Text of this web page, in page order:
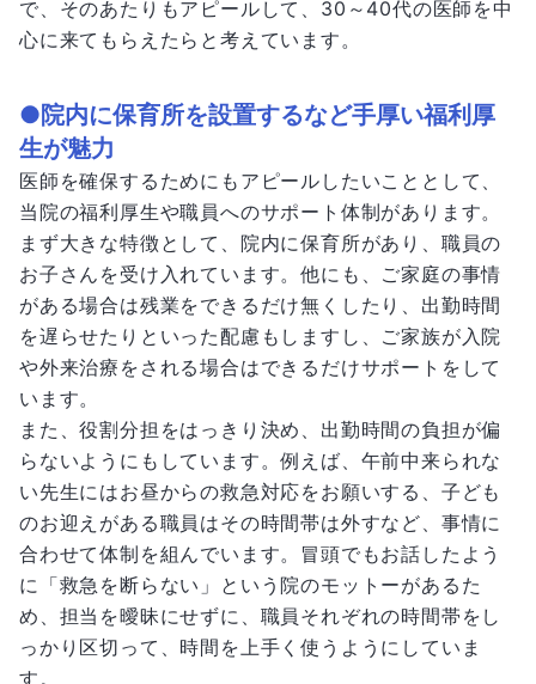
で、そのあたりもアピールして、30～40代の医師を中
心に来てもらえたらと考えています。
●院内に保育所を設置するなど手厚い福利厚
生が魅力
医師を確保するためにもアピールしたいこととして、
当院の福利厚生や職員へのサポート体制があります。
まず大きな特徴として、院内に保育所があり、職員の
お子さんを受け入れています。他にも、ご家庭の事情
がある場合は残業をできるだけ無くしたり、出勤時間
を遅らせたりといった配慮もしますし、ご家族が入院
や外来治療をされる場合はできるだけサポートをして
います。
また、役割分担をはっきり決め、出勤時間の負担が偏
らないようにもしています。例えば、午前中来られな
い先生にはお昼からの救急対応をお願いする、子ども
のお迎えがある職員はその時間帯は外すなど、事情に
合わせて体制を組んでいます。冒頭でもお話したよう
に「救急を断らない」という院のモットーがあるた
め、担当を曖昧にせずに、職員それぞれの時間帯をし
っかり区切って、時間を上手く使うようにしていま
す。